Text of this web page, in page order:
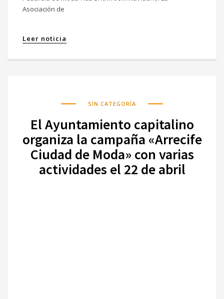
Asociación de
Leer noticia
SIN CATEGORÍA
El Ayuntamiento capitalino
organiza la campaña «Arrecife
Ciudad de Moda» con varias
actividades el 22 de abril